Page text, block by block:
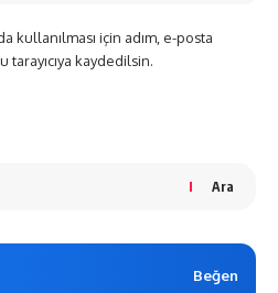
kullanılması için adım, e-posta
tarayıcıya kaydedilsin.
Ara
Beğen